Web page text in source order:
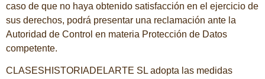
caso de que no haya obtenido satisfacción en el ejercicio de
sus derechos, podrá presentar una reclamación ante la
Autoridad de Control en materia Protección de Datos
competente.
CLASESHISTORIADELARTE SL adopta las medidas